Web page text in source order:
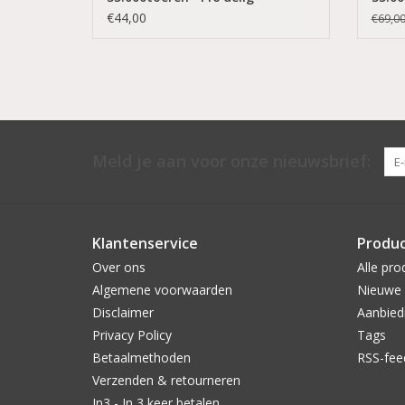
Elektrische Vijl/Beautylushh
€44,00 €69,00
Klantenservice
Over ons
Algemene voorwaarden
Disclaimer
Privacy Policy
Betaalmethoden
Verzenden & retourneren
Alle
Tags
RSS-